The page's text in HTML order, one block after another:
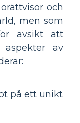
och
men som
avsikt att
aspekter av
på ett unikt